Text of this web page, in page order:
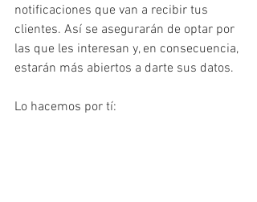
notificaciones que van a recibir tus
clientes. Así se asegurarán de optar por
las que les interesan y, en consecuencia,
estarán más abiertos a darte sus datos.
Lo hacemos por tí: